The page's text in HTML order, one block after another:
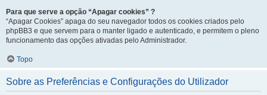
Para que serve a opção “Apagar cookies” ?
“Apagar Cookies” apaga do seu navegador todos os cookies criados pelo
phpBB3 e que servem para o manter ligado e autenticado, e permitem o pleno
funcionamento das opções ativadas pelo Administrador.
Topo
Sobre as Preferências e Configurações do Utilizador